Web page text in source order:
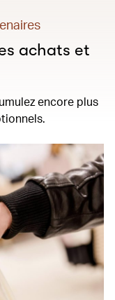
achats et
encore plus